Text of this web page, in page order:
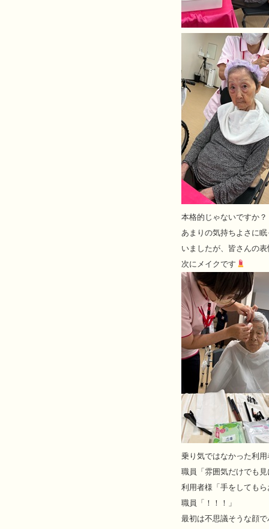
本格的じゃないですか？
あまりの気持ちよさに
いましたが、皆さんの
次にメイクです
乗り気ではなかった利用
職員「雰囲気だけでも
利用者様「手をしても
職員「！！！」
最初は不思議そうな顔